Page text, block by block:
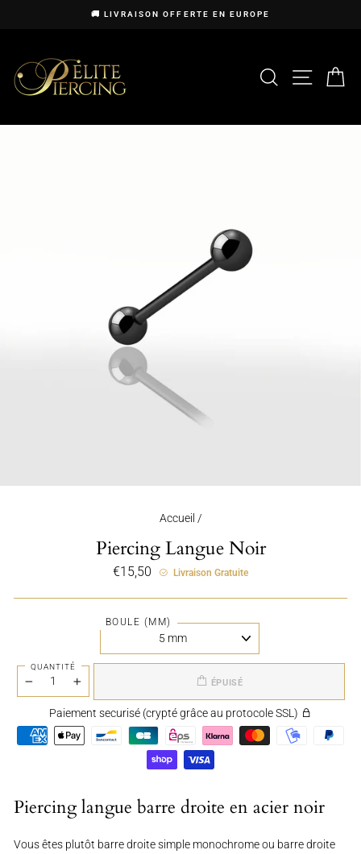
🚚 LIVRAISON OFFERTE EN EUROPE
Accueil /
Piercing Langue Noir
€15,50
PrixLivraison Gratuite
BOULE (MM)
QUANTITÉ
+
ÉPUISÉ
Paiement securisé (crypté grâce au protocole SSL)
Piercing langue barre droite en acier noir
Vous êtes plutôt barre droite simple monochrome ou barre droite